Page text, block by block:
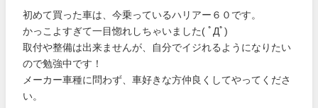
初めて買った車は、今乗っているハリアー６０です。
かっこよすぎて一目惚れしちゃいました( ﾟДﾟ)
取付や整備は出来ませんが、自分でイジれるようになりたい
ので勉強中です！
メーカー車種に問わず、車好きな方仲良くしてやってくださ
い。